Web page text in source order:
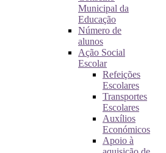
Municipal da
Educação
Número de
alunos
Ação Social
Escolar
Refeições
Escolares
Transportes
Escolares
Auxílios
Económicos
Apoio à